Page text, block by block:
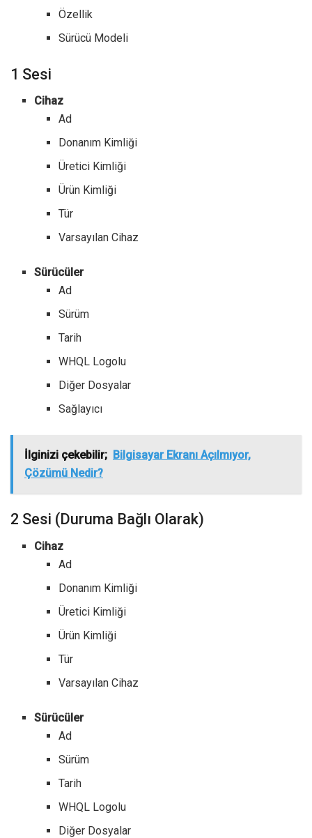
Özellik
Sürücü Modeli
1 Sesi
Cihaz
Ad
Donanım Kimliği
Üretici Kimliği
Ürün Kimliği
Tür
Varsayılan Cihaz
Sürücüler
Ad
Sürüm
Tarih
WHQL Logolu
Diğer Dosyalar
Sağlayıcı
İlginizi çekebilir; Bilgisayar Ekranı Açılmıyor,
Çözümü Nedir?
2 Sesi (Duruma Bağlı Olarak)
Cihaz
Ad
Donanım Kimliği
Üretici Kimliği
Ürün Kimliği
Tür
Varsayılan Cihaz
Sürücüler
Ad
Sürüm
Tarih
WHQL Logolu
Diğer Dosyalar